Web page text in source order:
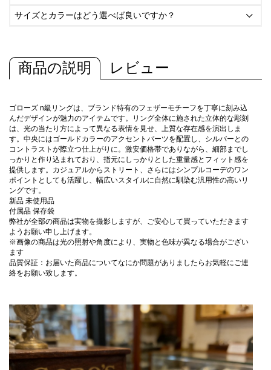
サイズとカラーはどう選べば良いですか？ 
商品の説明 レビュー
ゴローズ n級リングは、ブランド特有のフェザーモチーフを丁寧に刻み込
んだデザインが魅力のアイテムです。リング全体に施された立体的な彫刻
は、光の当たり方によって異なる表情を見せ、上質な存在感を演出しま
す。中央にはゴールドカラーのアクセントパーツを配置し、シルバーとの
コントラストが際立つ仕上がりに。激安価格帯でありながら、細部までし
っかりと作り込まれており、指元にしっかりとした重量感とフィット感を
提供します。カジュアルからストリート、さらにはシンプルコーデのワン
ポイントとしても活躍し、幅広いスタイルに自然に馴染む汎用性の高いリ
ングです。
新品 未使用品
付属品 保存袋
弊社が全部の商品は実物を撮影しますが、ご安心して買っていただきます
ようお願い申し上げます。
※画像の商品は光の照射や角度により、実物と色味が異なる場合がござい
ます
品質保証：お届いた商品についてなにか問題がありましたらお気軽にご連
絡をお願い致します。